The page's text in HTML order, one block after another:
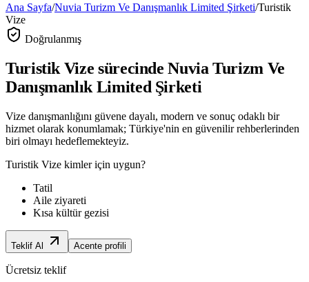
Ana Sayfa/Nuvia Turizm Ve Danışmanlık Limited Şirketi/Turistik
Vize
Doğrulanmış
Turistik Vize sürecindeNuvia Turizm Ve
Danışmanlık Limited Şirketi
Vize danışmanlığını güvene dayalı, modern ve sonuç odaklı bir
hizmet olarak konumlamak; Türkiye'nin en güvenilir rehberlerinden
biri olmayı hedeflemekteyiz.
Turistik Vize kimler için uygun?
Tatil
Aile ziyareti
Kısa kültür gezisi
Teklif Al Acente profili
Ücretsiz teklif